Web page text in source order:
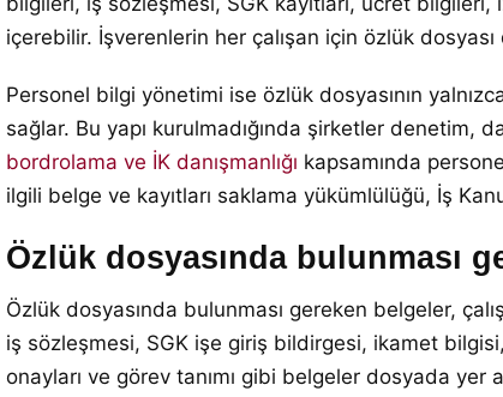
içerebilir. İşverenlerin her çalışan için özlük
Personel bilgi yönetimi ise özlük dosyasının
sağlar. Bu yapı kurulmadığında şirketler denetim,
bordrolama ve İK danışmanlığı kapsamında
ilgili belge ve kayıtları saklama yükümlülüğü, İş
Özlük dosyasında bulunması
Özlük dosyasında bulunması gereken belgeler,
iş sözleşmesi, SGK işe giriş bildirgesi, ikamet
onayları ve görev tanımı gibi belgeler dosyada